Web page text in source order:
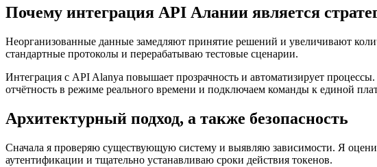
Почему интеграция API Алании является
Неорганизованные данные замедляют принятие решений и увеличивают
стандартные протоколы и перерабатываю тестовые сценарии.
Интеграция с API Alanya повышает прозрачность и автоматизирует
отчётность в режиме реального времени и подключаем команды к единой
Архитектурный подход, а также безопасность
Сначала я проверяю существующую систему и выявляю зависимости. Я
аутентификации и тщательно устанавливаю сроки действия токенов.